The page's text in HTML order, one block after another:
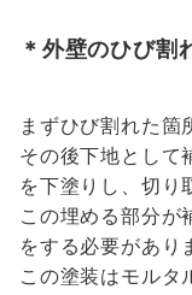
＊外壁のひび割
まずひび割れた箇
その後下地として
を下塗りし、切り
この埋める部分が
をする必要があり
この塗装はモルタ